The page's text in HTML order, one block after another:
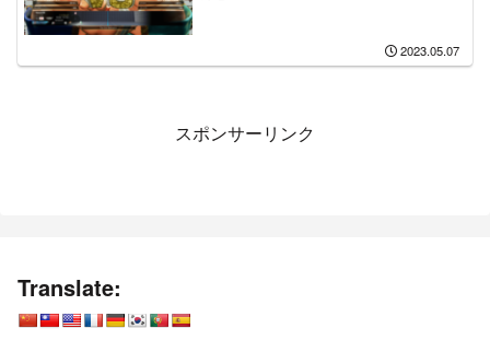
2023.05.07
スポンサーリンク
Translate: